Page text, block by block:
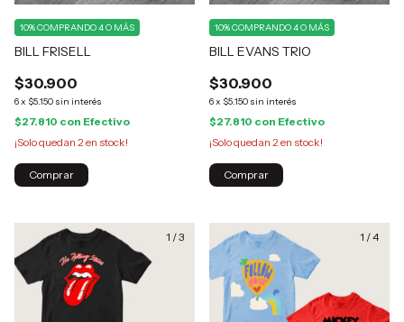
BILL FRISELL
$30.900
6x $5.150 sin interés
10%COMPRANDO 4 O MÁS
$27.810 con Efectivo
¡Solo quedan 2 en stock!
Comprar
BILL EVANS TRIO
$30.900
6x $5.150 sin interés
10%COMPRANDO 4 O MÁS
$27.810 con Efectivo
¡Solo quedan 2 en stock!
Comprar
1 /3 1 /4